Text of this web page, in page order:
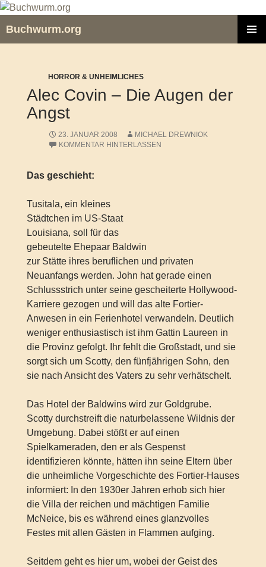
Zum
springen
Buchwurm.org
HORROR & UNHEIMLICHES
Alec Covin – Die Augen der
Angst
23. JANUAR 2008
MICHAEL DREWNIOK
KOMMENTAR HINTERLASSEN
Das geschieht:
Tusitala, ein kleines
Städtchen im US-Staat
Louisiana, soll für das
gebeutelte Ehepaar Baldwin
zur Stätte ihres beruflichen und privaten
Neuanfangs werden. John hat gerade einen
Schlussstrich unter seine gescheiterte Hollywood-
Karriere gezogen und will das alte Fortier-
Anwesen in ein Ferienhotel verwandeln. Deutlich
weniger enthusiastisch ist ihm Gattin Laureen in
die Provinz gefolgt. Ihr fehlt die Großstadt, und sie
sorgt sich um Scotty, den fünfjährigen Sohn, den
sie nach Ansicht des Vaters zu sehr verhätschelt.
Das Hotel der Baldwins wird zur Goldgrube.
Scotty durchstreift die naturbelassene Wildnis der
Umgebung. Dabei stößt er auf einen
Spielkameraden, den er als Gespenst
identifizieren könnte, hätten ihn seine Eltern über
die unheimliche Vorgeschichte des Fortier-Hauses
informiert: In den 1930er Jahren erhob sich hier
die Villa der reichen und mächtigen Familie
McNeice, bis es während eines glanzvolles
Festes mit allen Gästen in Flammen aufging.
Seitdem geht es hier um, wobei der Geist des